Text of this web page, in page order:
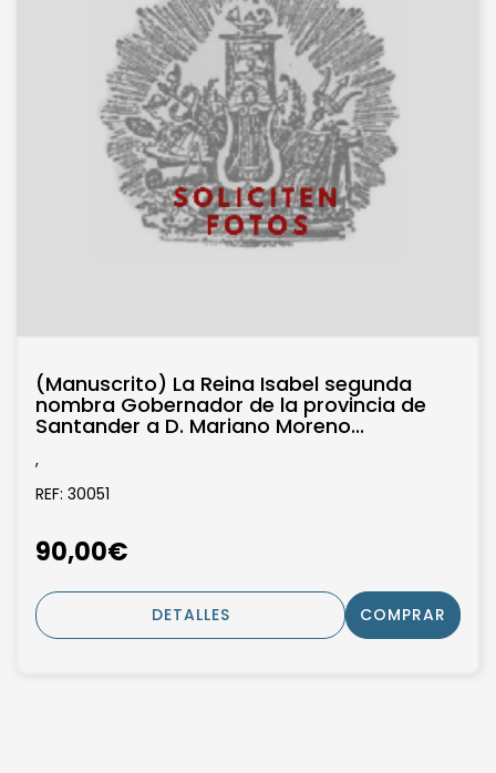
(Manuscrito) La Reina Isabel segunda
nombra Gobernador de la provincia de
Santander a D. Mariano Moreno...
,
REF: 30051
90,00€
DETALLES COMPRAR